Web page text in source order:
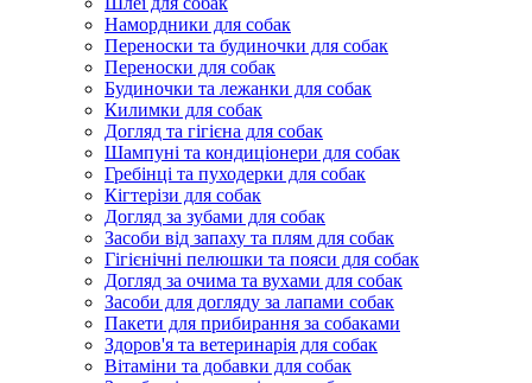
Намордники для собак
Переноски та будиночки для собак
Переноски для собак
Будиночки та лежанки для собак
Килимки для собак
Догляд та гігієна для собак
Шампуні та кондиціонери для собак
Гребінці та пуходерки для собак
Кігтерізи для собак
Догляд за зубами для собак
Засоби від запаху та плям для собак
Гігієнічні пелюшки та пояси для собак
Догляд за очима та вухами для собак
Засоби для догляду за лапами собак
Пакети для прибирання за собаками
Здоров'я та ветеринарія для собак
Вітаміни та добавки для собак